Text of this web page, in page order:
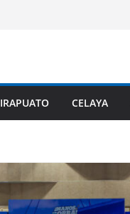
IRAPUATO CELAYA